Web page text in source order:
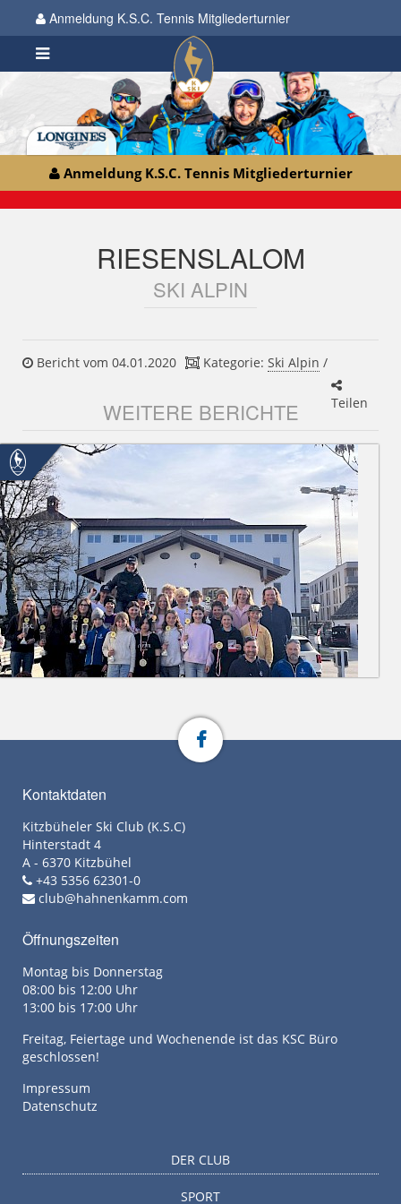
Anmeldung K.S.C. Tennis Mitgliederturnier
Anmeldung K.S.C. Tennis Mitgliederturnier
RIESENSLALOM
SKI ALPIN
Bericht vom 04.01.2020 Kategorie: Ski Alpin /
Teilen
WEITERE BERICHTE
Kontaktdaten
Kitzbüheler Ski Club (K.S.C)
Hinterstadt 4
A - 6370 Kitzbühel
+43 5356 62301-0
club@hahnenkamm.com
Öffnungszeiten
Montag bis Donnerstag
08:00 bis 12:00 Uhr
13:00 bis 17:00 Uhr
Freitag, Feiertage und Wochenende ist das KSC Büro
geschlossen!
Impressum
Datenschutz
DER CLUB
SPORT